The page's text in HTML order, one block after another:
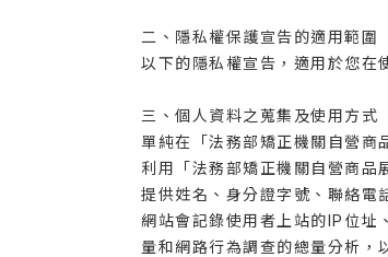
二、隱私權保護宣告的適用範圍
以下的隱私權宣告，適用於您在
三、個人資料之蒐集及使用方式
單純在「法務部矯正機關自營商
利用「法務部矯正機關自營商品
提供姓名、身分證字號、聯絡電
網站會記錄使用者上站的IP位址
量和網路行為調查的總量分析，